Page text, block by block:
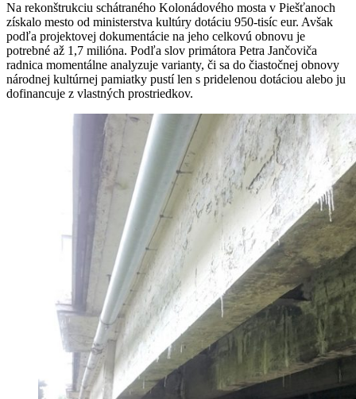
Na rekonštrukciu schátraného Kolonádového mosta v Piešťanoch
získalo mesto od ministerstva kultúry dotáciu 950-tisíc eur. Avšak
podľa projektovej dokumentácie na jeho celkovú obnovu je
potrebné až 1,7 milióna. Podľa slov primátora Petra Jančoviča
radnica momentálne analyzuje varianty, či sa do čiastočnej obnovy
národnej kultúrnej pamiatky pustí len s pridelenou dotáciou alebo ju
dofinancuje z vlastných prostriedkov.